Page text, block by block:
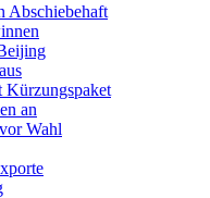
Abschiebehaft
Kürzungspaket
an
Wahl